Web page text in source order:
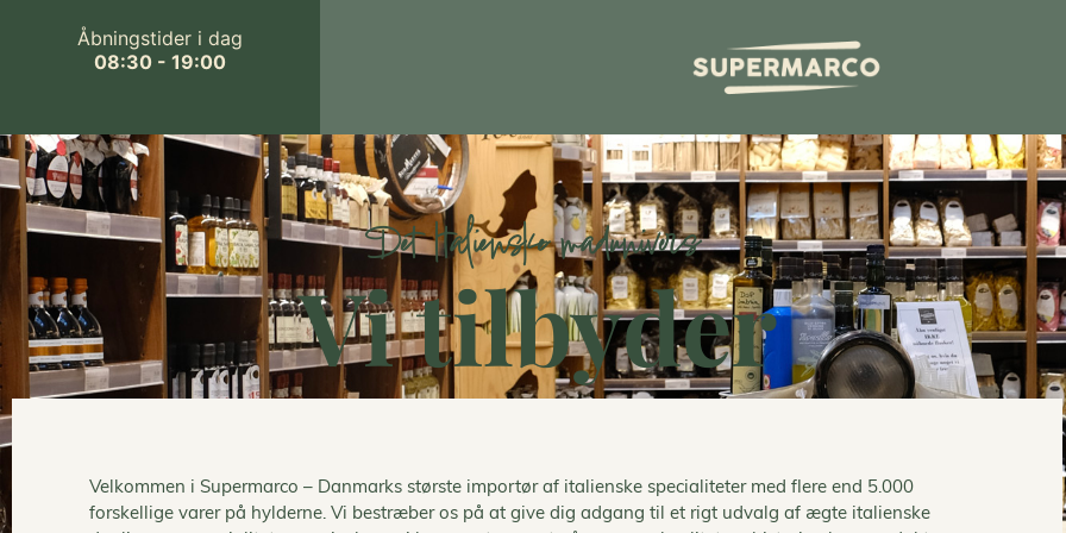
Åbningstider i dag
08:30 - 19:00
Det Italienske madunivers
Vi tilbyder
Velkommen i Supermarco – Danmarks største importør af italienske specialiteter med flere end 5.000
forskellige varer på hylderne. Vi bestræber os på at give dig adgang til et rigt udvalg af ægte italienske